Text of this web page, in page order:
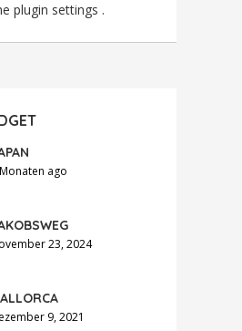
plugin settings .
ago
23, 2024
9, 2021